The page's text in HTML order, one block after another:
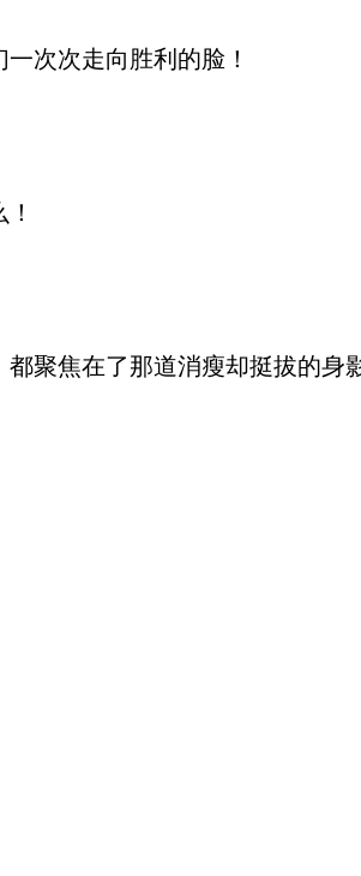
次次走向胜利的脸！
聚焦在了那道消瘦却挺拔的身